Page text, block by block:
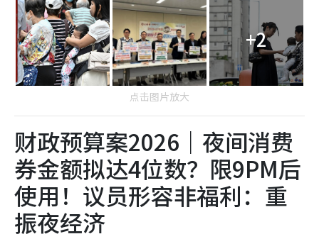
+2
点击图片放大
财政预算案2026｜夜间消费
券金额拟达4位数？限9PM后
使用！议员形容非福利：重
振夜经济